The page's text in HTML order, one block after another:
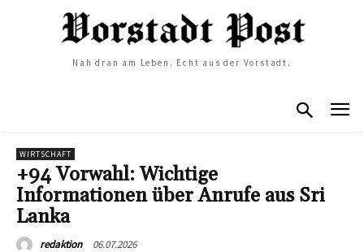
Nah dran am Leben. Echt aus der Vorstadt.
WIRTSCHAFT
+94 Vorwahl: Wichtige
Informationen über Anrufe aus Sri
Lanka
redaktion 06.07.2026